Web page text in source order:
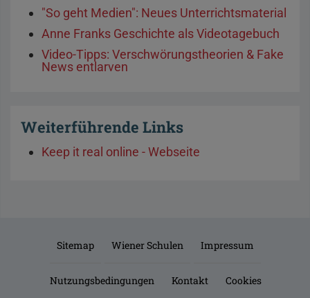
"So geht Medien": Neues Unterrichtsmaterial
Anne Franks Geschichte als Videotagebuch
Video-Tipps: Verschwörungstheorien & Fake
News entlarven
Weiterführende Links
Keep it real online - Webseite
Sitemap Wiener Schulen Impressum
Nutzungsbedingungen Kontakt Cookies